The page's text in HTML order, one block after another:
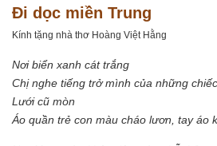
Đi dọc miền Trung
Kính tặng nhà thơ Hoàng Việt Hằng
Nơi biển xanh cát trắng
Chị nghe tiếng trở mình của những
Lưới cũ mòn
Áo quần trẻ con màu cháo lươn, tay áo